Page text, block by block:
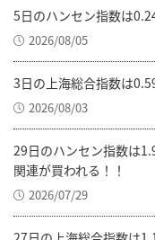
5日のハンセン指数は
2026/08/05
3日の上海総合指数は
2026/08/03
29日のハンセン指数は
関連が買われる！！
2026/07/29